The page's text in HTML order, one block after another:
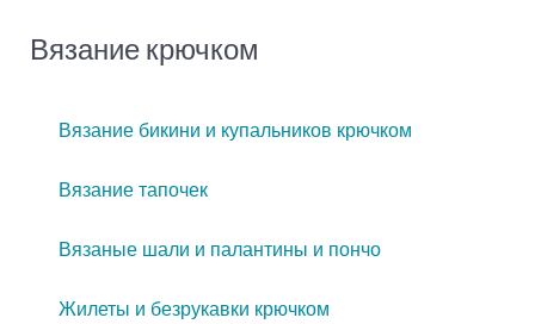
Вязание крючком
Вязание бикини и купальников крючком
Вязание тапочек
Вязаные шали и палантины и пончо
Жилеты и безрукавки крючком